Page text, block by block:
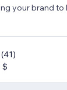
your brand
(41)
$